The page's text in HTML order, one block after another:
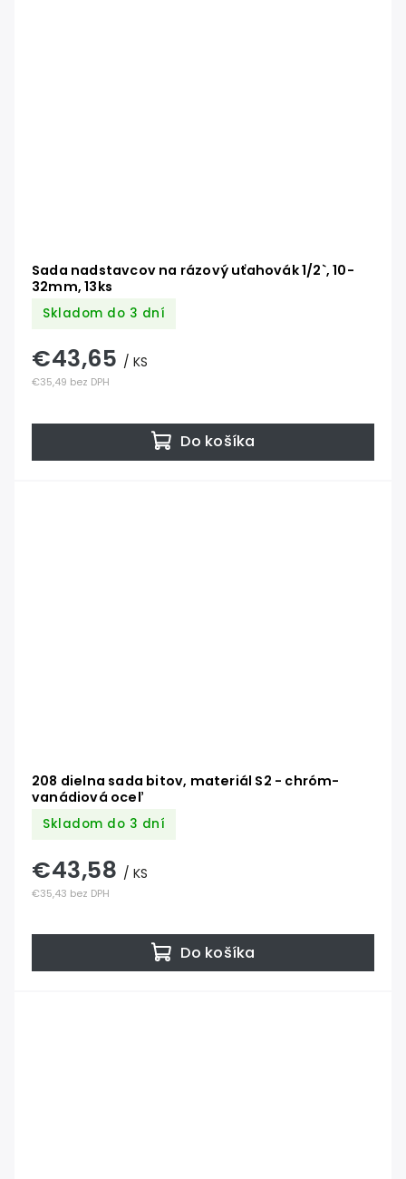
Sada nadstavcov na rázový uťahovák 1/2`, 10-
32mm, 13ks
Skladom do 3 dní
€35,49 bez DPH
€43,65 / KS
Do košíka
208 dielna sada bitov, materiál S2 - chróm-
vanádiová oceľ
Skladom do 3 dní
€35,43 bez DPH
€43,58 / KS
Do košíka